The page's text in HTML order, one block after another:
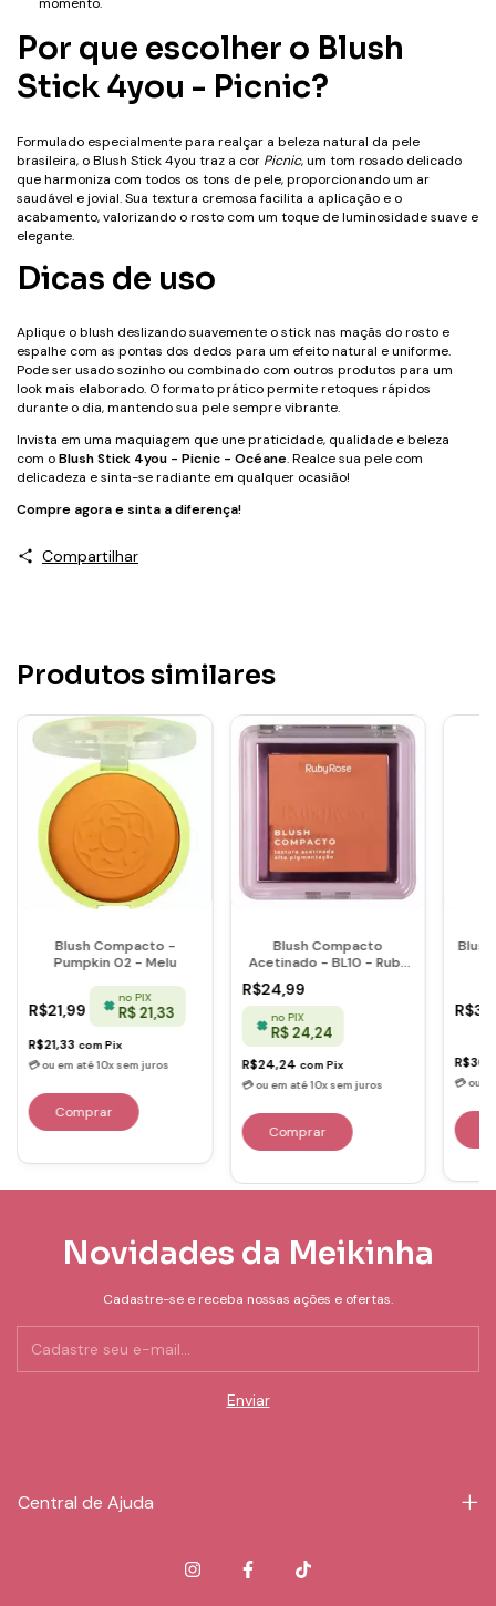
momento.
Por que escolher o Blush
Stick 4you - Picnic?
Formulado especialmente para realçar a beleza natural da pele
brasileira, o Blush Stick 4you traz a cor Picnic, um tom rosado delicado
que harmoniza com todos os tons de pele, proporcionando um ar
saudável e jovial. Sua textura cremosa facilita a aplicação e o
acabamento, valorizando o rosto com um toque de luminosidade suave e
elegante.
Dicas de uso
Aplique o blush deslizando suavemente o stick nas maçãs do rosto e
espalhe com as pontas dos dedos para um efeito natural e uniforme.
Pode ser usado sozinho ou combinado com outros produtos para um
look mais elaborado. O formato prático permite retoques rápidos
durante o dia, mantendo sua pele sempre vibrante.
Invista em uma maquiagem que une praticidade, qualidade e beleza
com oBlush Stick 4you - Picnic - Océane. Realce sua pele com
delicadeza e sinta-se radiante em qualquer ocasião!
Compre agora e sinta a diferença!
Compartilhar
Produtos similares
Blush Compacto -
Pumpkin 02 - Melu
R$21,99
no PIX
R$ 21,33
R$21,33 com Pix
Blush Compacto
Acetinado - BL10 - Ruby
R$24,99
no PIX
R$ 24,24
R$24,24 com Pix
Novidades da Meikinha
Cadastre-se e receba nossas ações e ofertas.
Central de Ajuda